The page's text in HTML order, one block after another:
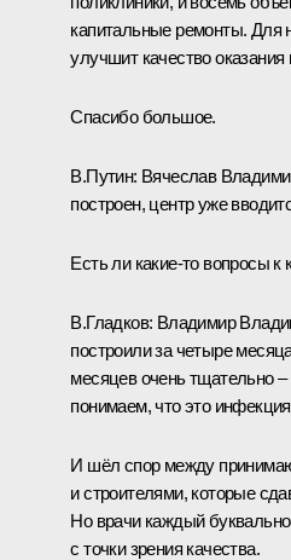
капитальные ремонты. Для
улучшит качество
Спасибо большое.
В.Путин: Вячеслав
построен, центр уже
Есть ли какие-то вопросы к
В.Гладков: Владимир
построили за четыре
месяцев очень тщательно
понимаем, что это
И шёл спор между
и строителями, которые
Но врачи каждый
с точки зрения качества.